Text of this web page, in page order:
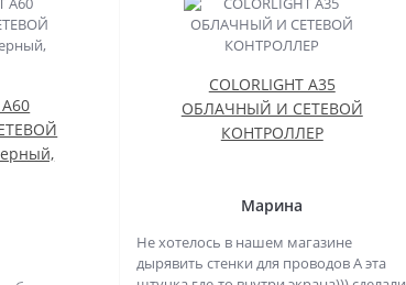
COLORLIGHT A35
ОБЛАЧНЫЙ И СЕТЕВОЙ
КОНТРОЛЛЕР
Марина
Не хотелось в нашем магазине
дырявить стенки для проводов А эта